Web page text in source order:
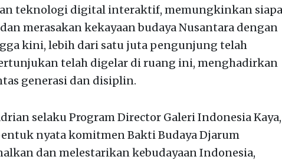
teknologi digital interaktif, memungkinkan siapa
merasakan kekayaan budaya Nusantara dengan
kini, lebih dari satu juta pengunjung telah
telah digelar di ruang ini, menghadirkan
generasi dan disiplin.
selaku Program Director Galeri Indonesia Kaya,
nyata komitmen Bakti Budaya Djarum
dan melestarikan kebudayaan Indonesia,